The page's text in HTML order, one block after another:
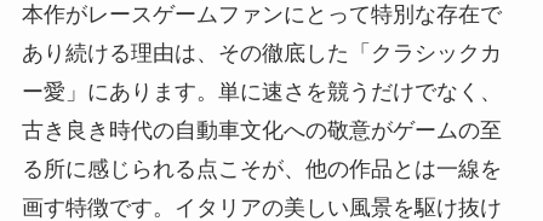
本作がレースゲームファンにとって特別な存在で
あり続ける理由は、その徹底した「クラシックカ
ー愛」にあります。単に速さを競うだけでなく、
古き良き時代の自動車文化への敬意がゲームの至
る所に感じられる点こそが、他の作品とは一線を
画す特徴です。イタリアの美しい風景を駆け抜け